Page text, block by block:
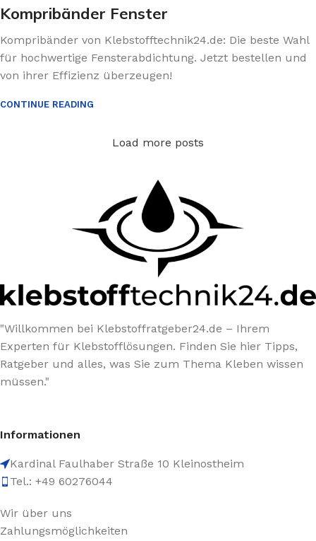
Kompribänder Fenster
Kompribänder von Klebstofftechnik24.de: Die beste Wahl
für hochwertige Fensterabdichtung. Jetzt bestellen und
von ihrer Effizienz überzeugen!
CONTINUE READING
Load more posts
"Willkommen bei Klebstoffratgeber24.de – Ihrem
Experten für Klebstofflösungen. Finden Sie hier Tipps,
Ratgeber und alles, was Sie zum Thema Kleben wissen
müssen."
Informationen
Kardinal Faulhaber Straße 10 Kleinostheim
Tel.: +49 60276044
Wir über uns
Zahlungsmöglichkeiten